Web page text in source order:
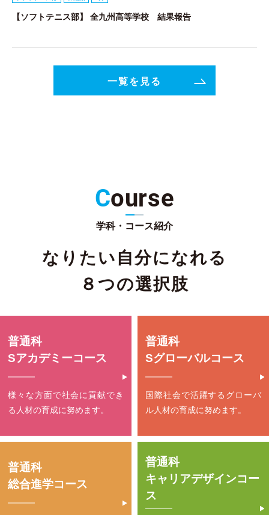
【ソフトテニス部】 全九州高等学校 結果報告
一覧を見る
Course
学科・コース紹介
なりたい自分になれる
８つの選択肢
普通科
Sアカデミーコース
様々な方面で社会に貢献でき
る 人材の育成に努めます。
普通科
Sグローバルコース
国際社会で活躍する グローバ
ル人材の育成に努めます。
普通科
総合進学コース
普通科
キャリアデザインコー
ス